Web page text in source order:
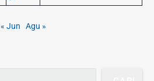
« Jun Agu »